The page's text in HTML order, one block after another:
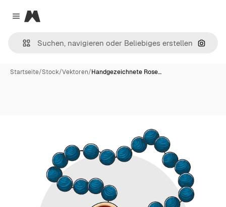
Close menu
Magnific
Nach
Startseite/Stock/Vektoren/Handgezeichnete Rose…